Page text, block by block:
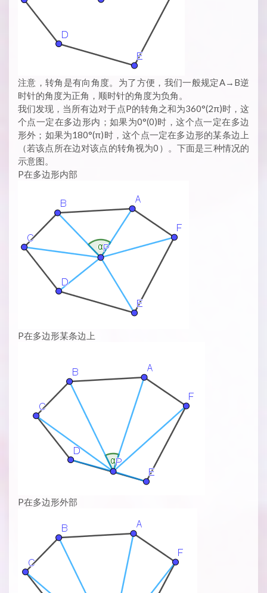
注意，转角是有向角度。为了方便，我们一般规定A→B逆
时针的角度为正角，顺时针的角度为负角。
我们发现，当所有边对于点P的转角之和为360°(2π)时，这
个点一定在多边形内；如果为0°(0)时，这个点一定在多边
形外；如果为180°(π)时，这个点一定在多边形的某条边上
（若该点所在边对该点的转角视为0）。下面是三种情况的
示意图。
P在多边形内部
P在多边形某条边上
P在多边形外部